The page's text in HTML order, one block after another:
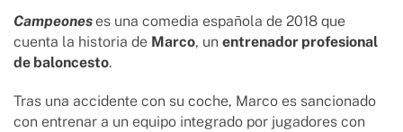
Campeones es una comedia española de 2018 que
cuenta la historia de Marco, un entrenador profesional
de baloncesto.
Tras una accidente con su coche, Marco es sancionado
con entrenar a un equipo integrado por jugadores con